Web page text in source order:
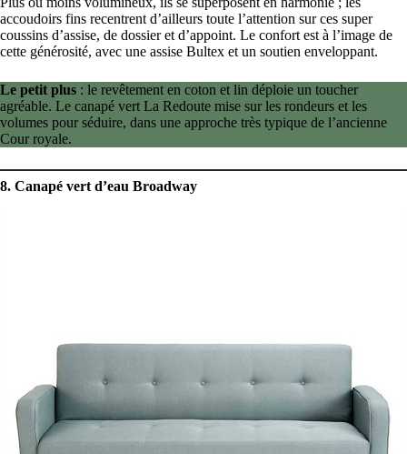
accoudoirs fins recentrent d’ailleurs toute l’attention sur ces super
coussins d’assise, de dossier et d’appoint. Le confort est à l’image de
cette générosité, avec une assise Bultex et un soutien enveloppant.
Le petit plus : le revêtement en coton et lin déploie un toucher
agréable. Le canapé vert La Redoute mise sur les rondeurs et les
volumes pour séduire, dans une approche très typique de l’ancienne
Cour royale.
8. Canapé vert d’eau Broadway